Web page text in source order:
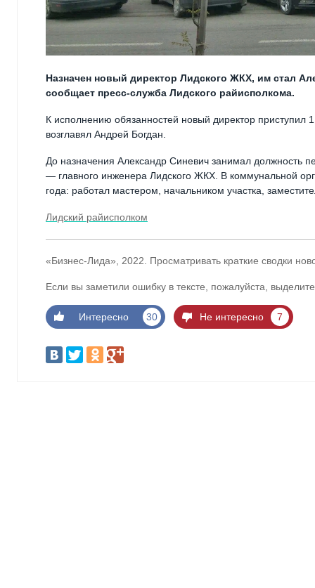
Назначен новый директор Лидского ЖКХ, им стал
сообщает пресс-служба Лидского райисполкома.
К исполнению обязанностей новый директор
возглавял Андрей Богдан.
До назначения Александр Синевич занимал должность
— главного инженера Лидского ЖКХ. В коммунальной
года: работал мастером, начальником участка,
Лидский райисполком
«Бизнес-Лида», 2022. Просматривать краткие сводки
Если вы заметили ошибку в тексте, пожалуйста,
Интересно 30 Не интересно 7